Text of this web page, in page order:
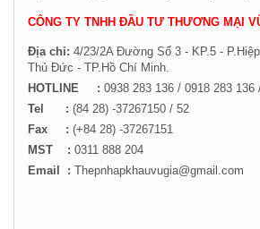
CÔNG TY TNHH ĐẦU TƯ THƯƠNG MẠI
Địa chỉ: 4/23/2A Đường Số 3 - KP.5 -
Thủ Đức - TP.Hồ Chí Minh.
HOTLINE : 0938 283 136 / 0918 283 136
Tel : (84 28) -37267150 / 52
Fax : (+84 28) -37267151
MST : 0311 888 204
Email : Thepnhapkhauvugia@gmail.com